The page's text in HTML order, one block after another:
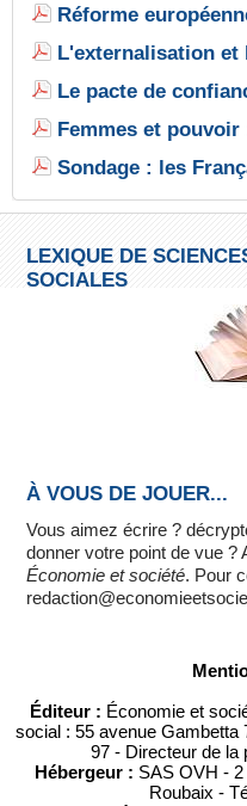
Réforme
L'externalisation et
Le pacte de
Femmes et
Sondage : les
LEXIQUE DE
SOCIALES
À VOUS DE JOUER...
Vous aimez écrire ?
donner votre point de vue
Économie et société. Pour
Éditeur : Économie et
social : 55 avenue Gambetta
97 - Directeur de la
Hébergeur : SAS OVH -
Roubaix -